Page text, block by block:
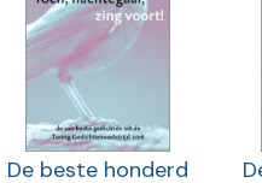
De beste honderd